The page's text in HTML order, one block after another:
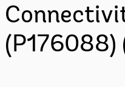
(P176088)